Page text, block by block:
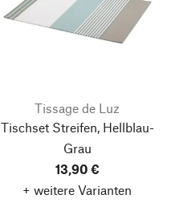
Tissage de Luz
Tischset Streifen, Hellblau-
Grau
13,90 €
+ weitere Varianten